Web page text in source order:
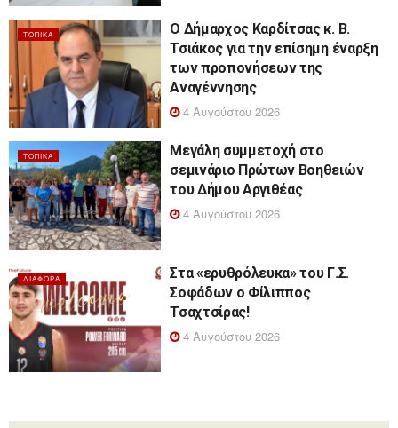
ΤΟΠΙΚΆ
Ο Δήμαρχος Καρδίτσας κ. Β.
Τσιάκος για την επίσημη έναρξη
των προπονήσεων της
Αναγέννησης
4 Αυγούστου 2026
ΤΟΠΙΚΆ
Μεγάλη συμμετοχή στο
σεμινάριο Πρώτων Βοηθειών
του Δήμου Αργιθέας
4 Αυγούστου 2026
ΔΙΆΦΟΡΑ
Στα «ερυθρόλευκα» του Γ.Σ.
Σοφάδων ο Φίλιππος
Τσαχτσίρας!
4 Αυγούστου 2026